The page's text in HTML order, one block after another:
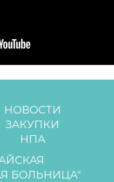
НОВОСТИ
ЗАКУПКИ
НПА
БОЛЬНИЦА"